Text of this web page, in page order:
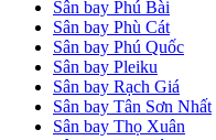
Sân bay Phú Bài
Sân bay Phù Cát
Sân bay Phú Quốc
Sân bay Pleiku
Sân bay Rạch Giá
Sân bay Tân Sơn Nhất
Sân bay Thọ Xuân